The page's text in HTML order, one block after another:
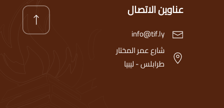
عناوين الاتصال
info@tif.ly
شارع عمر المختار
طرابلس - ليبيا